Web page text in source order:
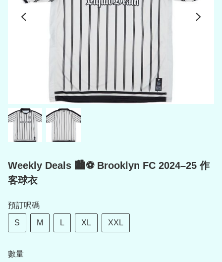
Weekly Deals 🏙️⚽ Brooklyn FC 2024–25 作
客球衣
預訂呎碼
S M L XL XXL
數量